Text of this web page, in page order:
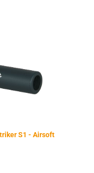
S1 - Airsoft